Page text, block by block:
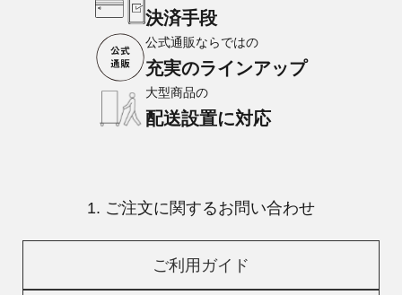
決済手段
公式通販ならではの
充実のラインアップ
大型商品の
配送設置に対応
1. ご注文に関するお問い合わせ
ご利用ガイド